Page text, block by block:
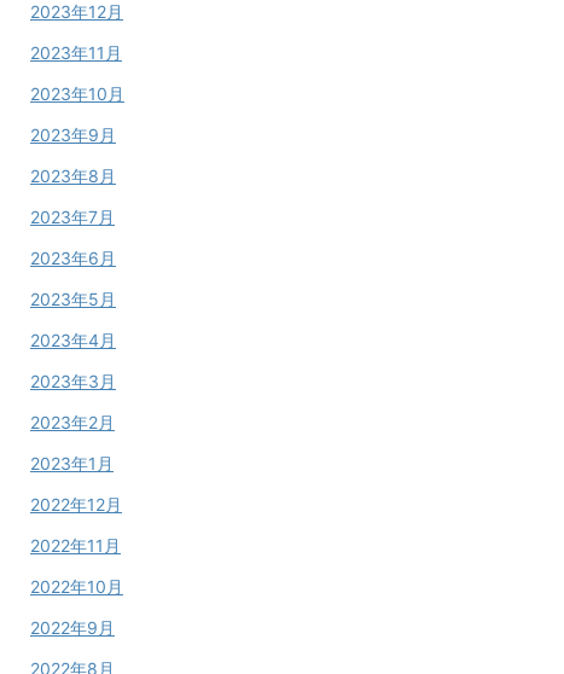
2023年12月
2023年11月
2023年10月
2023年9月
2023年8月
2023年7月
2023年6月
2023年5月
2023年4月
2023年3月
2023年2月
2023年1月
2022年12月
2022年11月
2022年10月
2022年9月
2022年8月